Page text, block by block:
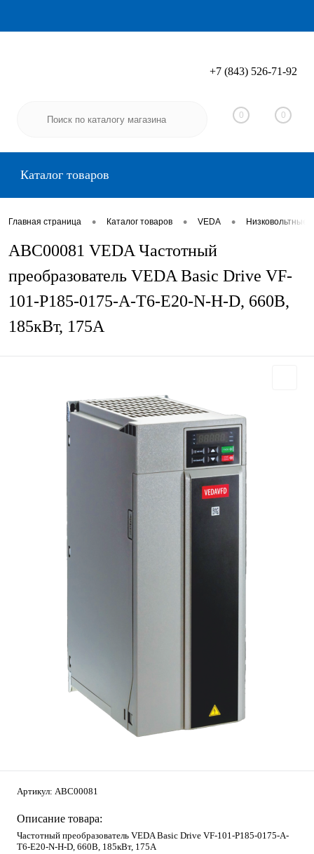
Вход Регистрация
+7 (843) 526-71-92
0 0
Каталог товаров
Главная страница • Каталог товаров • VEDA •
ABC00081 VEDA Частотный
преобразователь VEDA Basic Drive VF-
101-P185-0175-A-T6-E20-N-H-D, 660В,
185кВт, 175А
Артикул: ABC00081
Описание товара:
Частотный преобразователь VEDA Basic Drive VF-101-P185-0175-A-
T6-E20-N-H-D, 660В, 185кВт, 175А